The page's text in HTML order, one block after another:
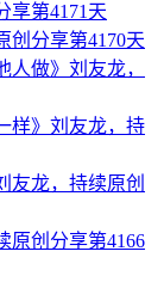
享第4171天
创分享第4170天
人做》刘友龙，
样》刘友龙，持
友龙，持续原创
原创分享第4166